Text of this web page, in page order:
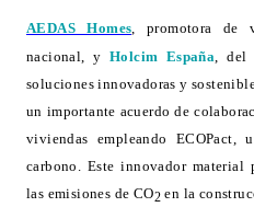
AEDAS Homes,promotora de
nacional, y Holcim España, del
soluciones innovadoras y
un importante acuerdo de
viviendas empleando
carbono. Este innovador
las emisiones de CO2 en la